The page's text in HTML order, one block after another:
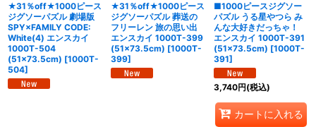
★31％off★1000ピース
ジグソーパズル 劇場版
SPY×FAMILY CODE:
White(4) エンスカイ
1000T-504
(51×73.5cm) [1000T-
504]
★31％off★1000ピース
ジグソーパズル 葬送の
フリーレン 旅の思い出
エンスカイ 1000T-399
(51×73.5cm) [1000T-
399]
■1000ピースジグソー
パズル うる星やつら み
んな大好きだっちゃ！
エンスカイ 1000T-391
(51×73.5cm) [1000T-
391]
3,740円(税込)
カートに入れる